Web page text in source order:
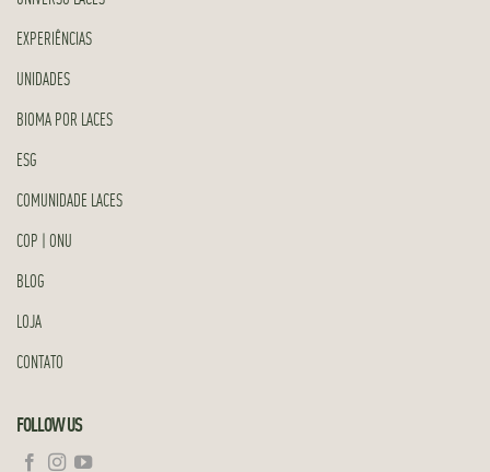
EXPERIÊNCIAS
UNIDADES
BIOMA POR LACES
ESG
COMUNIDADE LACES
COP | ONU
BLOG
LOJA
CONTATO
FOLLOW US